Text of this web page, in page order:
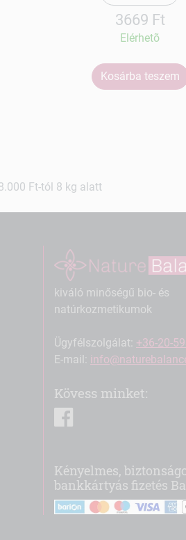
3669 Ft
Elérhetõ
Kosárba teszem
Ft-tól 8 kg alatt
kiváló minőségű bio- és
natúrkozmetikumok
Ügyfélszolgálat: +36-20-
E-mail:
Kövess minket:
Kényelmes,
bankkártyás fizetés